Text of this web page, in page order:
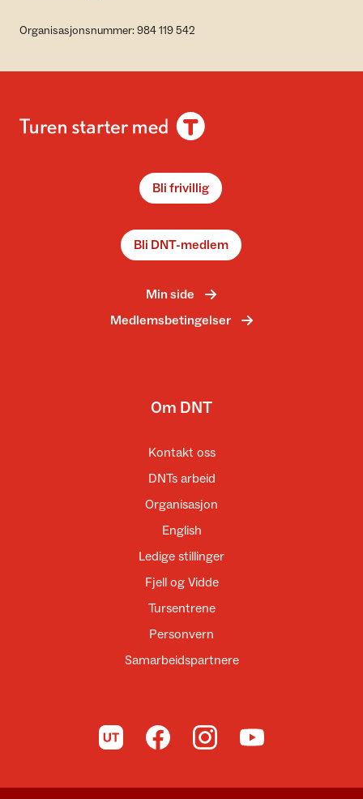
Organisasjonsnummer: 984 119 542
Bli frivillig
Bli DNT-medlem
Min side
Medlemsbetingelser
Om DNT
Kontakt oss
DNTs arbeid
Organisasjon
English
Ledige stillinger
Fjell og Vidde
Tursentrene
Personvern
Samarbeidspartnere
Til UT.no Til DNT på Facebook
Til DNT på Instagram
Til DNT på YouTube